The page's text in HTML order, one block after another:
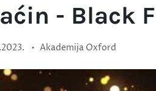
- Black
• Akademija Oxford